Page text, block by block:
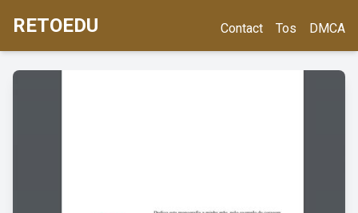
RETOEDU Contact Tos DMCA